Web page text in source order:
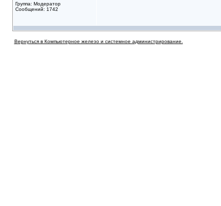
Группа: Модератор
Сообщений: 1742
Вернуться в Компьютерное железо и системное администрирование.